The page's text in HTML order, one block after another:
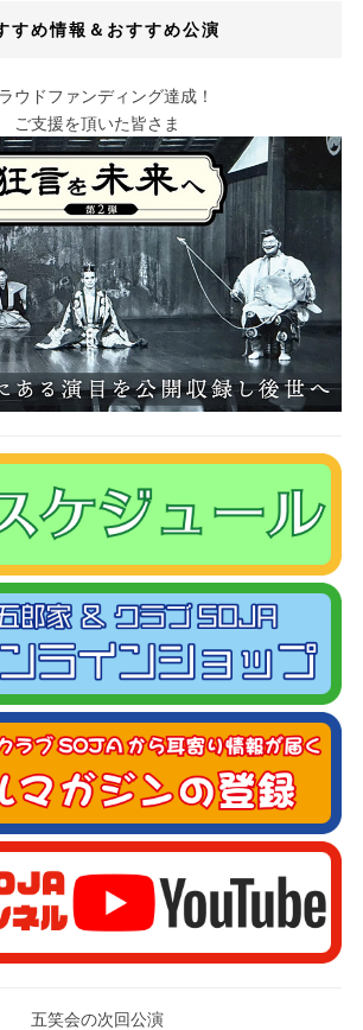
すめ情報＆おすすめ公演
ウドファンディング達成！
ご支援を頂いた皆さま
五笑会の次回公演